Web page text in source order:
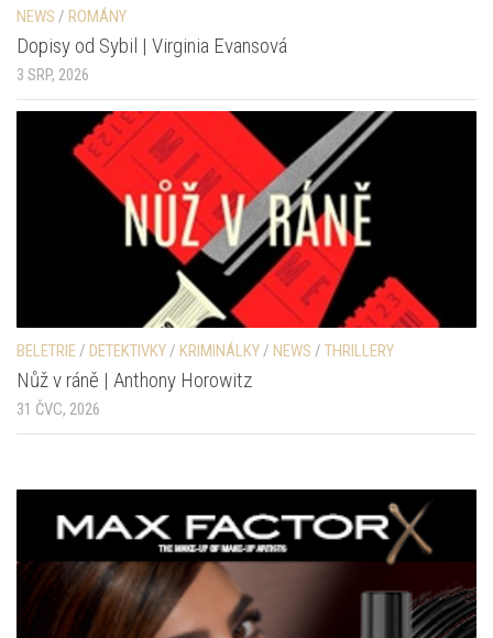
NEWS / ROMÁNY
Dopisy od Sybil | Virginia Evansová
3 SRP, 2026
BELETRIE/ DETEKTIVKY/ KRIMINÁLKY/ NEWS / THRILLERY
Nůž v ráně | Anthony Horowitz
31 ČVC, 2026